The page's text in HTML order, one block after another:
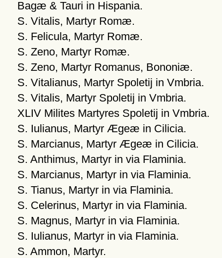
Bagæ & Tauri in Hispania.
S. Vitalis, Martyr Romæ.
S. Felicula, Martyr Romæ.
S. Zeno, Martyr Romæ.
S. Zeno, Martyr Romanus, Bononiæ.
S. Vitalianus, Martyr Spoletij in Vmbria.
S. Vitalis, Martyr Spoletij in Vmbria.
XLIV Milites Martyres Spoletij in Vmbria.
S. Iulianus, Martyr Ægeæ in Cilicia.
S. Marcianus, Martyr Ægeæ in Cilicia.
S. Anthimus, Martyr in via Flaminia.
S. Marcianus, Martyr in via Flaminia.
S. Tianus, Martyr in via Flaminia.
S. Celerinus, Martyr in via Flaminia.
S. Magnus, Martyr in via Flaminia.
S. Iulianus, Martyr in via Flaminia.
S. Ammon, Martyr.